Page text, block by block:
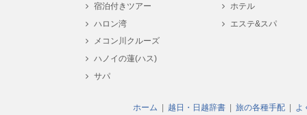
宿泊付きツアー
ハロン湾
メコン川クルーズ
ハノイの蓮(ハス)
サパ
ホテル
エステ&スパ
ホーム 越日・日越辞書 旅の各種手配 よ